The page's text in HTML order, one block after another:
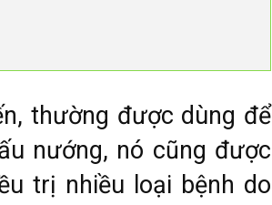
thường được dùng để
nướng, nó cũng được
trị nhiều loại bệnh do